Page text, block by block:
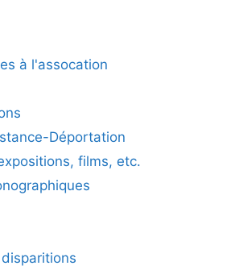
à l'assocation
Déportation
films, etc.